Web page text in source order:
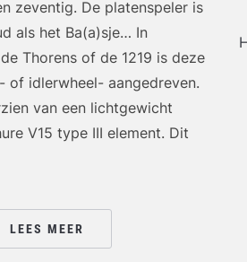
zeventig. De platenspeler is
als het Ba(a)sje… In
Thorens of de 1219 is deze
of idlerwheel- aangedreven.
van een lichtgewicht
V15 type III element. Dit
LEES MEER